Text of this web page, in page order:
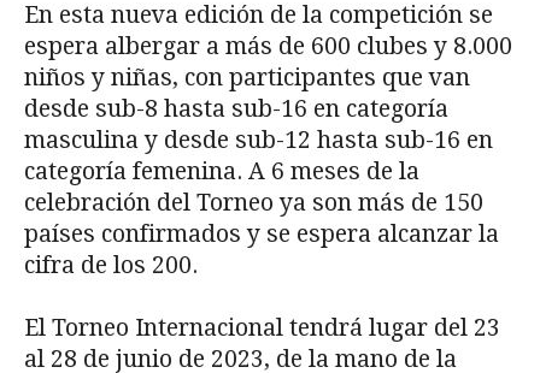
En esta nueva edición de la competición se
espera albergar a más de 600 clubes y 8.000
niños y niñas, con participantes que van
desde sub-8 hasta sub-16 en categoría
masculina y desde sub-12 hasta sub-16 en
categoría femenina. A 6 meses de la
celebración del Torneo ya son más de 150
países confirmados y se espera alcanzar la
cifra de los 200.
El Torneo Internacional tendrá lugar del 23
al 28 de junio de 2023, de la mano de la